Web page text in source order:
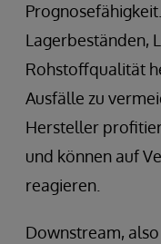
Lagerbeständen,
Rohstoffqualität
Ausfälle zu
Hersteller
und können auf
reagieren.
Downstream,